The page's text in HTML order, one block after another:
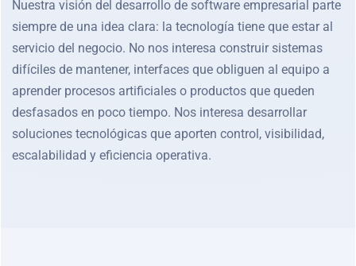
Nuestra visión del desarrollo de software empresarial parte
siempre de una idea clara: la tecnología tiene que estar al
servicio del negocio. No nos interesa construir sistemas
difíciles de mantener, interfaces que obliguen al equipo a
aprender procesos artificiales o productos que queden
desfasados en poco tiempo. Nos interesa desarrollar
soluciones tecnológicas que aporten control, visibilidad,
escalabilidad y eficiencia operativa.